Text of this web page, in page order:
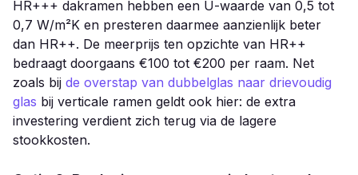
HR+++ dakramen hebben een U-waarde van 0,5 tot
0,7 W/m²K en presteren daarmee aanzienlijk beter
dan HR++. De meerprijs ten opzichte van HR++
bedraagt doorgaans €100 tot €200 per raam. Net
zoals bij de overstap van dubbelglas naar drievoudig
glas bij verticale ramen geldt ook hier: de extra
investering verdient zich terug via de lagere
stookkosten.